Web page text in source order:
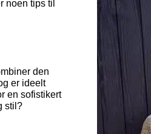
noen tips til
den
er ideelt
en sofistikert
stil?